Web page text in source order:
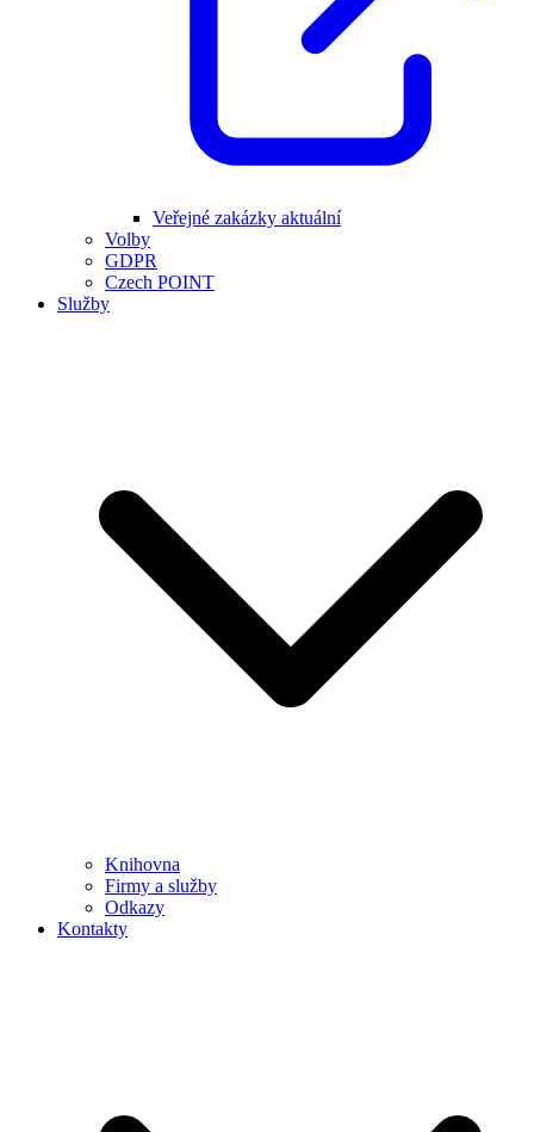
Veřejné zakázky aktuální
Volby
GDPR
Czech POINT
Služby
Knihovna
Firmy a služby
Odkazy
Kontakty